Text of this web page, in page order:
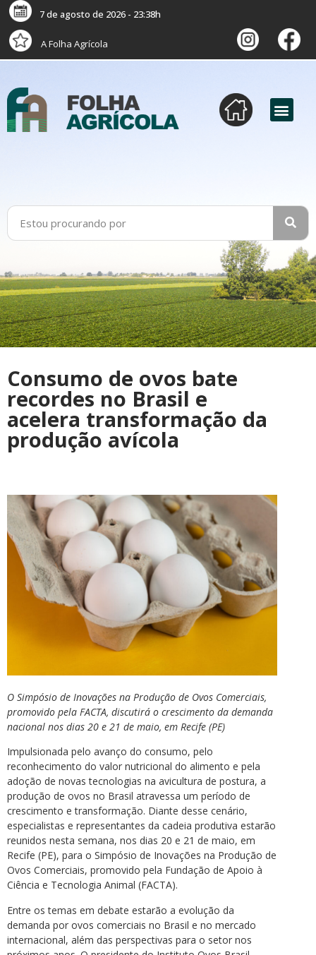
7 de agosto de 2026 - 23:38h
A Folha Agrícola
Consumo de ovos bate
recordes no Brasil e
acelera transformação da
produção avícola
O Simpósio de Inovações na Produção de Ovos Comerciais,
promovido pela FACTA, discutirá o crescimento da demanda
nacional nos dias 20 e 21 de maio, em Recife (PE)
Impulsionada pelo avanço do consumo, pelo
reconhecimento do valor nutricional do alimento e pela
adoção de novas tecnologias na avicultura de postura, a
produção de ovos no Brasil atravessa um período de
crescimento e transformação. Diante desse cenário,
especialistas e representantes da cadeia produtiva estarão
reunidos nesta semana, nos dias 20 e 21 de maio, em
Recife (PE), para o Simpósio de Inovações na Produção de
Ovos Comerciais, promovido pela Fundação de Apoio à
Ciência e Tecnologia Animal (FACTA).
Entre os temas em debate estarão a evolução da
demanda por ovos comerciais no Brasil e no mercado
internacional, além das perspectivas para o setor nos